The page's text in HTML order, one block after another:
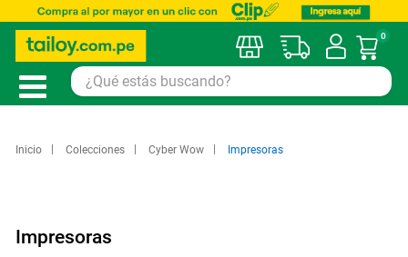
Mi
0
Inicio Colecciones Cyber Wow Impresoras
Impresoras